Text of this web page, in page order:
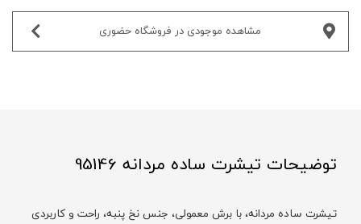
مشاهده موجودی در فروشگاه حضوری‌
توضیحات تیشرت ساده مردانه 95146
تیشرت ساده مردانه، با برش معمولی، جنس نخ پنبه، راحت و کاربردی